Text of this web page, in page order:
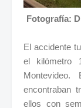
Fotografía:
El accidente
el kilómetro
encontraban
ellos con